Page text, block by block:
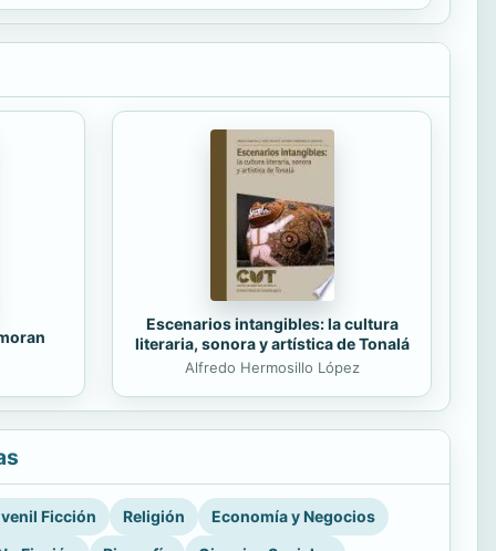
Escenarios intangibles: la cultura
literaria, sonora y artística de Tonalá
Alfredo Hermosillo López
Ficción Religión
Economía y Negocios